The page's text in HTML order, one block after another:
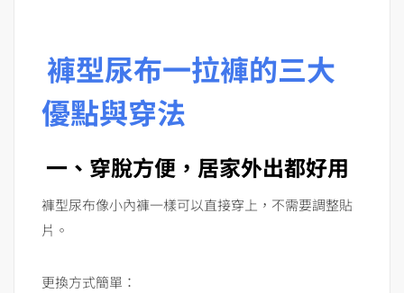
褲型尿布一拉褲的三大
優點與穿法
一、穿脫方便，居家外出都好用
褲型尿布像小內褲一樣可以直接穿上，不需要調整貼
片。
更換方式簡單：